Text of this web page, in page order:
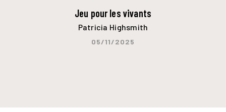
Jeu pour les vivants
Patricia Highsmith
05/11/2025